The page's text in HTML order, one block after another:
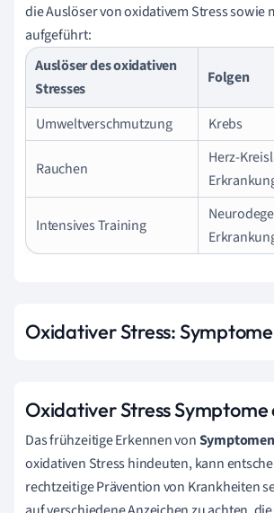
die Auslöser von oxidativem Stress sowie
aufgeführt:
Auslöser des oxidativen
Stresses
Folgen
Umweltverschmutzung Krebs
Rauchen
Herz-
Intensives Training
Oxidativer Stress: Symptome
Oxidativer Stress Symptome
Das frühzeitige Erkennen vonSymptomen
oxidativen Stress hindeuten, kann
rechtzeitige Prävention von Krankheiten